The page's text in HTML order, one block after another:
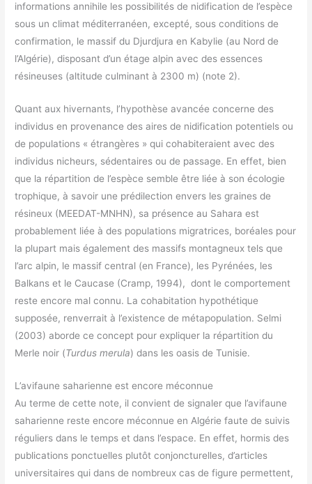
informations annihile les possibilités de nidification de l’espèce
sous un climat méditerranéen, excepté, sous conditions de
confirmation, le massif du Djurdjura en Kabylie (au Nord de
l’Algérie), disposant d’un étage alpin avec des essences
résineuses (altitude culminant à 2300 m) (note 2).
Quant aux hivernants, l’hypothèse avancée concerne des
individus en provenance des aires de nidification potentiels ou
de populations « étrangères » qui cohabiteraient avec des
individus nicheurs, sédentaires ou de passage. En effet, bien
que la répartition de l’espèce semble être liée à son écologie
trophique, à savoir une prédilection envers les graines de
résineux (MEEDAT-MNHN), sa présence au Sahara est
probablement liée à des populations migratrices, boréales pour
la plupart mais également des massifs montagneux tels que
l’arc alpin, le massif central (en France), les Pyrénées, les
Balkans et le Caucase (Cramp, 1994), dont le comportement
reste encore mal connu. La cohabitation hypothétique
supposée, renverrait à l’existence de métapopulation. Selmi
(2003) aborde ce concept pour expliquer la répartition du
Merle noir (Turdus merula) dans les oasis de Tunisie.
L’avifaune saharienne est encore méconnue
Au terme de cette note, il convient de signaler que l’avifaune
saharienne reste encore méconnue en Algérie faute de suivis
réguliers dans le temps et dans l’espace. En effet, hormis des
publications ponctuelles plutôt conjoncturelles, d’articles
universitaires qui dans de nombreux cas de figure permettent,